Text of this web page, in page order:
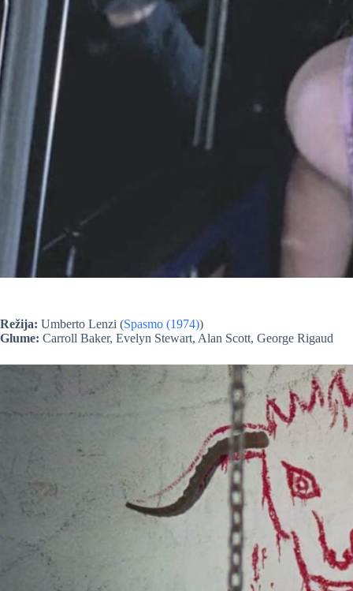
Režija: Umberto Lenzi (Spasmo (1974))
Glume: Carroll Baker, Evelyn Stewart, Alan Scott, George Rigaud